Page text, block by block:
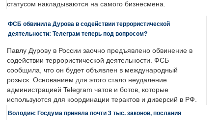
статусом накладываются на самого бизнесмена.
ФСБ обвинила Дурова в содействии террористической
деятельности: Телеграм теперь под вопросом?
Павлу Дурову в России заочно предъявлено обвинение в
содействии террористической деятельности. ФСБ
сообщила, что он будет объявлен в международный
розыск. Основанием для этого стало неудаление
администрацией Telegram чатов и ботов, которые
используются для координации терактов и диверсий в РФ.
Володин: Госдума приняла почти 3 тыс. законов, послания